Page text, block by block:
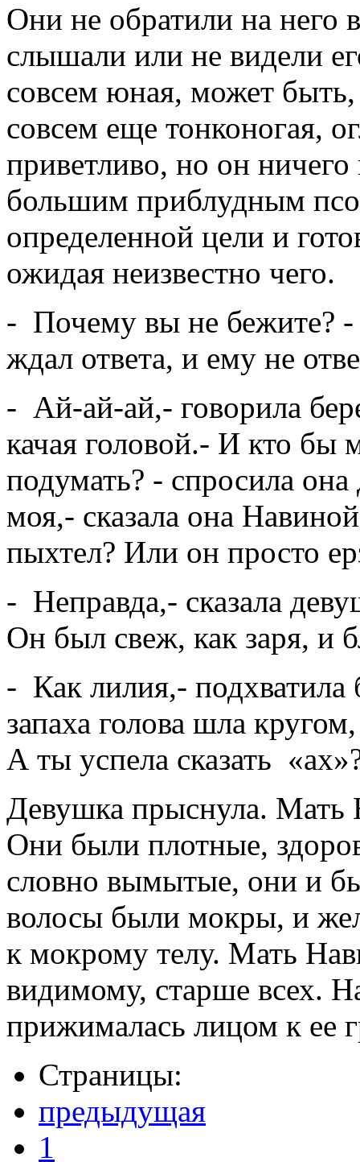
Они не обратили на него
слышали или не видели
совсем юная, может
совсем еще тонконогая,
приветливо, но он
большим приблудным
определенной цели и
ожидая неизвестно чего.
- Почему вы не бежите? -
ждал ответа, и ему не
- Ай-ай-ай,- говорила
качая головой.- И кто бы
подумать? - спросила
моя,- сказала она
пыхтел? Или он просто
- Неправда,- сказала
Он был свеж, как заря, и
- Как лилия,-
запаха голова шла
А ты успела сказать
Девушка прыснула. Мать
Они были плотные,
словно вымытые, они и
волосы были мокры, и
к мокрому телу. Мать
видимому, старше всех.
прижималась лицом к ее
Страницы:
предыдущая
1